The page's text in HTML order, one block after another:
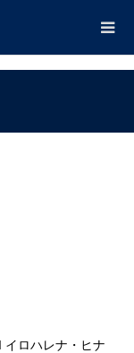
イロハレナ・ヒナ